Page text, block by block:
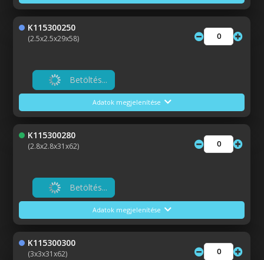
K115300250
(2.5x2.5x29x58)
Betöltés...
Adatok megjelenítése
K115300280
(2.8x2.8x31x62)
Betöltés...
Adatok megjelenítése
K115300300
(3x3x31x62)